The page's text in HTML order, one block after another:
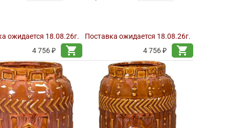
ожидается 18.08.26г.
4 756 ₽
shopping_cart
Поставка ожидается 18.08.26г.
4 756 ₽
shopping_cart